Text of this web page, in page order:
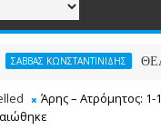
ΘΕΛΕΙ
Άρης – Ατρόμητος: